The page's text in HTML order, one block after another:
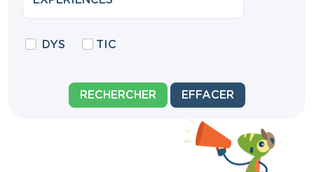
DYS TIC
RECHERCHER EFFACER